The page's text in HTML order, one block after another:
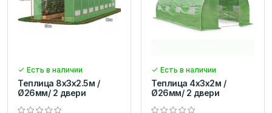
Есть в наличии
Теплица 8x3x2.5м /
Ø26мм/ 2 двери
Есть в наличии
Теплица 4x3x2м /
Ø26мм/ 2 двери